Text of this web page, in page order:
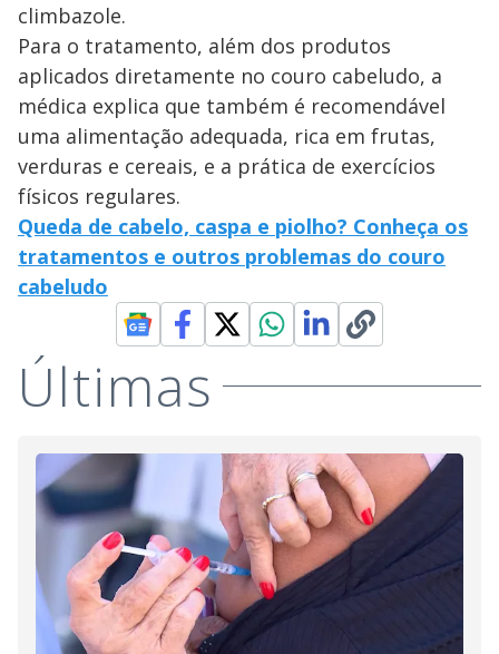
climbazole.
Para o tratamento, além dos produtos
aplicados diretamente no couro cabeludo, a
médica explica que também é recomendável
uma alimentação adequada, rica em frutas,
verduras e cereais, e a prática de exercícios
físicos regulares.
Queda de cabelo, caspa e piolho? Conheça os
tratamentos e outros problemas do couro
cabeludo
Últimas